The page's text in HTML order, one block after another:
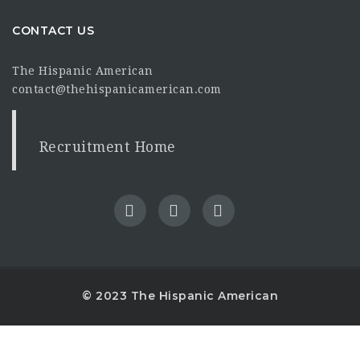
CONTACT US
The Hispanic American
contact@thehispanicamerican.com
Recruitment Home
© 2023 The Hispanic American